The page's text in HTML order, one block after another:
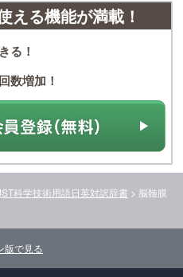
える機能が満載！
る！
数増加！
科学技術用語日英対訳辞書 > 脳髄膜
版で見る